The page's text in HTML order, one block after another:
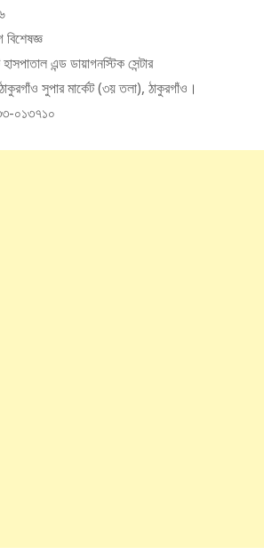
এন্ড ডায়াগনস্টিক সেন্টার
সুপার মার্কেট (৩য় তলা), ঠাকুরগাঁও।
০১৩৭১০